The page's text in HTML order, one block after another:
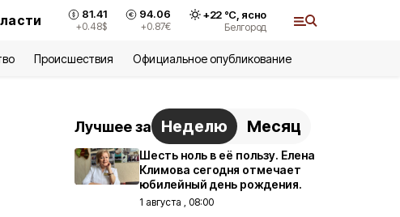
81.41
+0.48$
94.06
+0.87€
+22°С, ясно
Белгород
Происшествия Официальное опубликование
Лучшее за Неделю Месяц
Шесть ноль в её пользу. Елена
Климова сегодня отмечает
юбилейный день рождения.
1 августа , 08:00